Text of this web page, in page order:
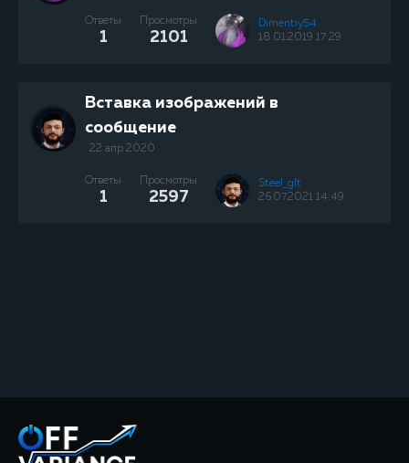
Ответы
1
Просмотры
2101
Dimentiy54
18.01.2019 17:29
Вставка изображений в
сообщение
22 апр 2020
Ответы
1
Просмотры
2597
Steel_glt
26.07.2021 14:49